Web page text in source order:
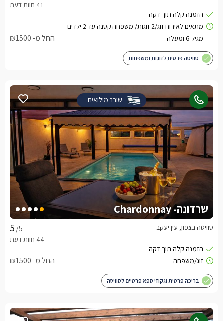
החל מ- ₪1500
סוויטה פרטית לזוגות ומשפחות
שובר מילואים
שרדונה- Chardonnay
/5 סוויטה בצפון, עין יעקב
החל מ- ₪1500
בריכה פרטית וגקוזי ספא פרטיים לסוויטה